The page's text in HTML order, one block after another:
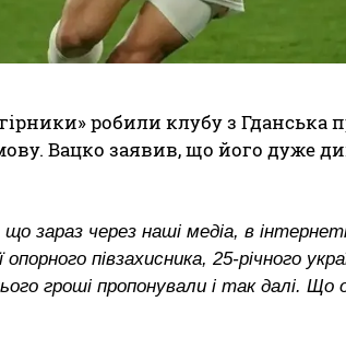
робили клубу з Гданська
Вацко заявив, що його дуже
зараз через наші медіа, в
півзахисника, 25-річного
гроші пропонували і так далі.